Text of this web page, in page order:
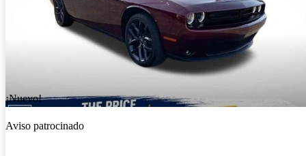
¡Nuevo!
Aviso patrocinado